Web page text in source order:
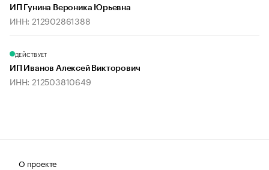
ИП Гунина Вероника Юрьевна
ИНН: 212902861388
ДЕЙСТВУЕТ
ИП Иванов Алексей Викторович
ИНН: 212503810649
О проекте